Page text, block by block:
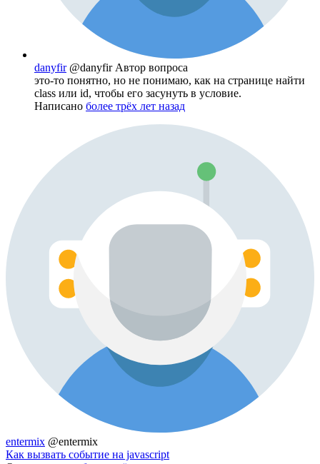
danyfir @danyfir Автор вопроса
это-то понятно, но не понимаю, как на странице найти
class или id, чтобы его засунуть в условие.
Написано более трёх лет назад
entermix @entermix
Как вызвать событие на javascript